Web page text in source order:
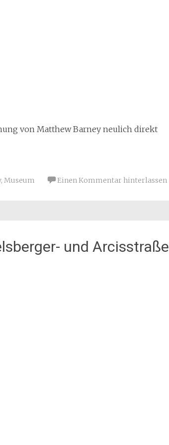
von Matthew Barney neulich direkt
, Museum Einen Kommentar hinterlassen
und Arcisstraße